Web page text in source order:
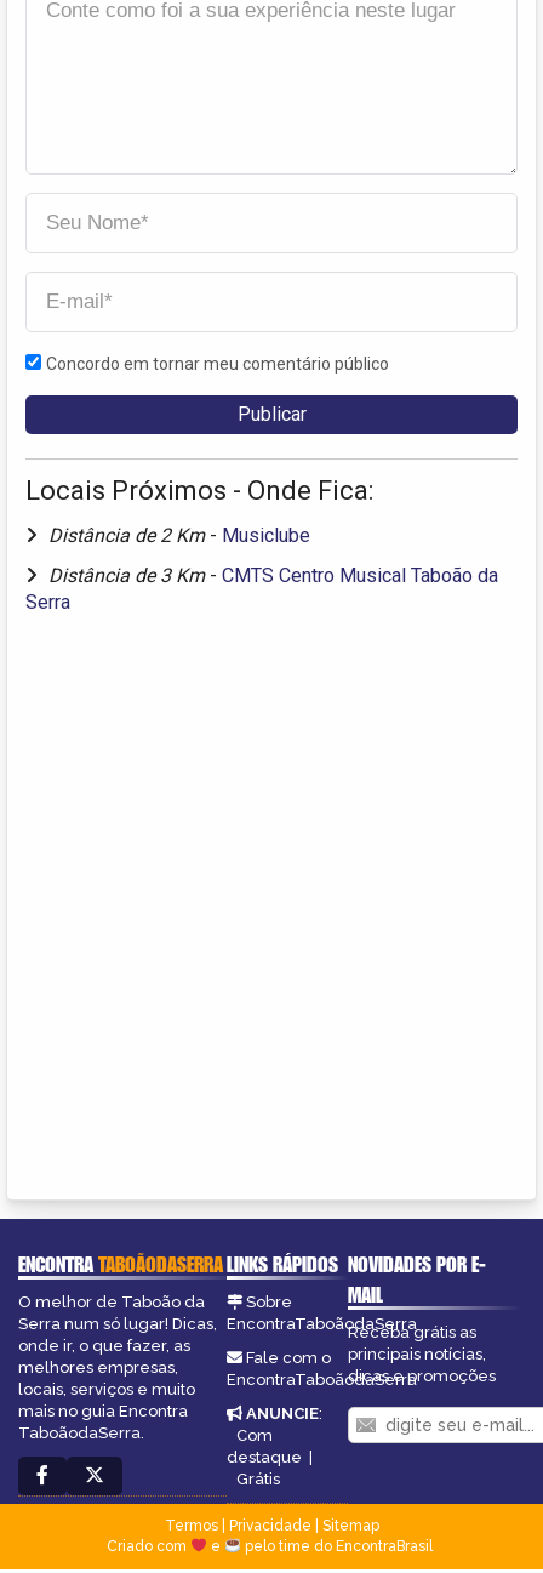
Concordo em tornar meu comentário público
Locais Próximos - Onde Fica:
Distância de 2 Km - Musiclube
Distância de 3 Km - CMTS Centro Musical Taboão da
Serra
ENCONTRATABOÃODASERRA
O melhor de Taboão da
Serra num só lugar! Dicas,
onde ir, o que fazer, as
melhores empresas,
locais, serviços e muito
mais no guia Encontra
TaboãodaSerra.
LINKS RÁPIDOS
Sobre
EncontraTaboãodaSerra
Fale com o
EncontraTaboãodaSerra
ANUNCIE:
Com
destaque |
Grátis
NOVIDADES POR E-
MAIL
Receba grátis as
principais notícias,
dicas e promoções
Termos| Privacidade
Sitemap
Criado com
e pelo time do EncontraBrasil